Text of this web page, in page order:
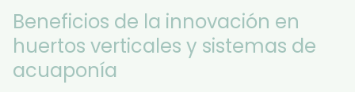
Beneficios de la innovación en
huertos verticales y sistemas de
acuaponía